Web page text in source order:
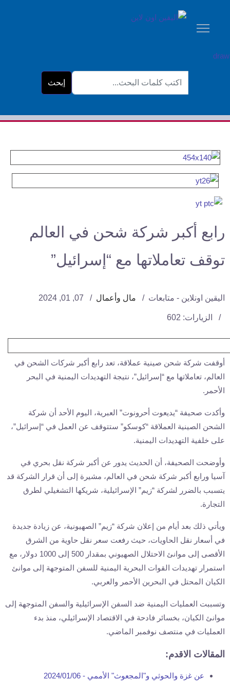
البحث...
إبحث
رابع أكبر شركة شحن في العالم
توقف تعاملاتها مع “إسرائيل”
اليقين اونلاين - متابعات مال وأعمال 07, 01, 2024
الزيارات: 602
أوقفت شركة شحن صينية عملاقة، تعد رابع أكبر شركات الشحن في
العالم، تعاملاتها مع “إسرائيل”، نتيجة التهديدات اليمنية في البحر
الأحمر.
وأكدت صحيفة “يديعوت أحرونوت” العبرية، اليوم الأحد أن شركة
الشحن الصينية العملاقة “كوسكو” ستتوقف عن العمل في “إسرائيل”،
على خلفية التهديدات اليمنية.
وأوضحت الصحيفة، أن الحديث يدور عن أكبر شركة نقل بحري في
آسيا ورابع أكبر شركة شحن في العالم، مشيرة إلى أن قرار الشركة قد
يتسبب بالضرر لشركة “زيم” الإسرائيلية، شريكها التشغيلي لطرق
التجارة.
ويأتي ذلك بعد أيام من إعلان شركة “زيم” الصهيونية، عن زيادة جديدة
في أسعار نقل الحاويات، حيث رفعت سعر نقل حاوية من الشرق
الأقصى إلى موانئ الاحتلال الصهيوني بمقدار 500 إلى 1000 دولار، مع
استمرار تهديدات القوات البحرية اليمنية للسفن المتوجهة إلى موانئ
الكيان المحتل في البحرين الأحمر والعربي.
وتسببت العمليات اليمنية ضد السفن الإسرائيلية والسفن المتوجهة إلى
موانئ الكيان، بخسائر فادحة في الاقتصاد الإسرائيلي، منذ بدء
العمليات في منتصف نوفمبر الماضي.
المقالات الاقدم:
عن غزة والحوثي و"المجعوث" الأممي - 2024/01/06